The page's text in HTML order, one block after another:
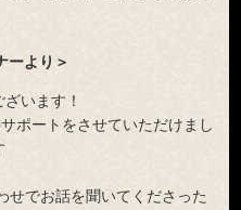
ーより＞
います！
ポートをさせていただけまし
せでお話を聞いてくださった